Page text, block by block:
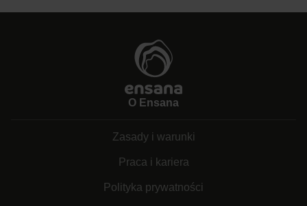
O Ensana
Zasady i warunki
Praca i kariera
Polityka prywatności